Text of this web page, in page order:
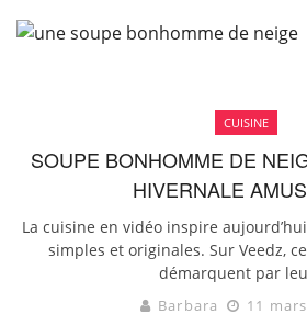
CUISINE
SOUPE BONHOMME DE
HIVERNALE
La cuisine en vidéo inspire
simples et originales. Sur Veedz,
démarquent par
Barbara 11